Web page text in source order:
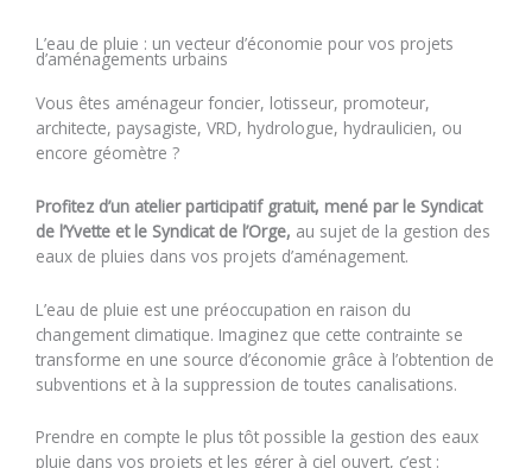
L’eau de pluie : un vecteur d’économie pour vos projets
d’aménagements urbains
Vous êtes aménageur foncier, lotisseur, promoteur,
architecte, paysagiste, VRD, hydrologue, hydraulicien, ou
encore géomètre ?
Profitez d’un atelier participatif gratuit, mené par le Syndicat
de l’Yvette et le Syndicat de l’Orge, au sujet de la gestion des
eaux de pluies dans vos projets d’aménagement.
L’eau de pluie est une préoccupation en raison du
changement climatique. Imaginez que cette contrainte se
transforme en une source d’économie grâce à l’obtention de
subventions et à la suppression de toutes canalisations.
Prendre en compte le plus tôt possible la gestion des eaux
pluie dans vos projets et les gérer à ciel ouvert, c’est :